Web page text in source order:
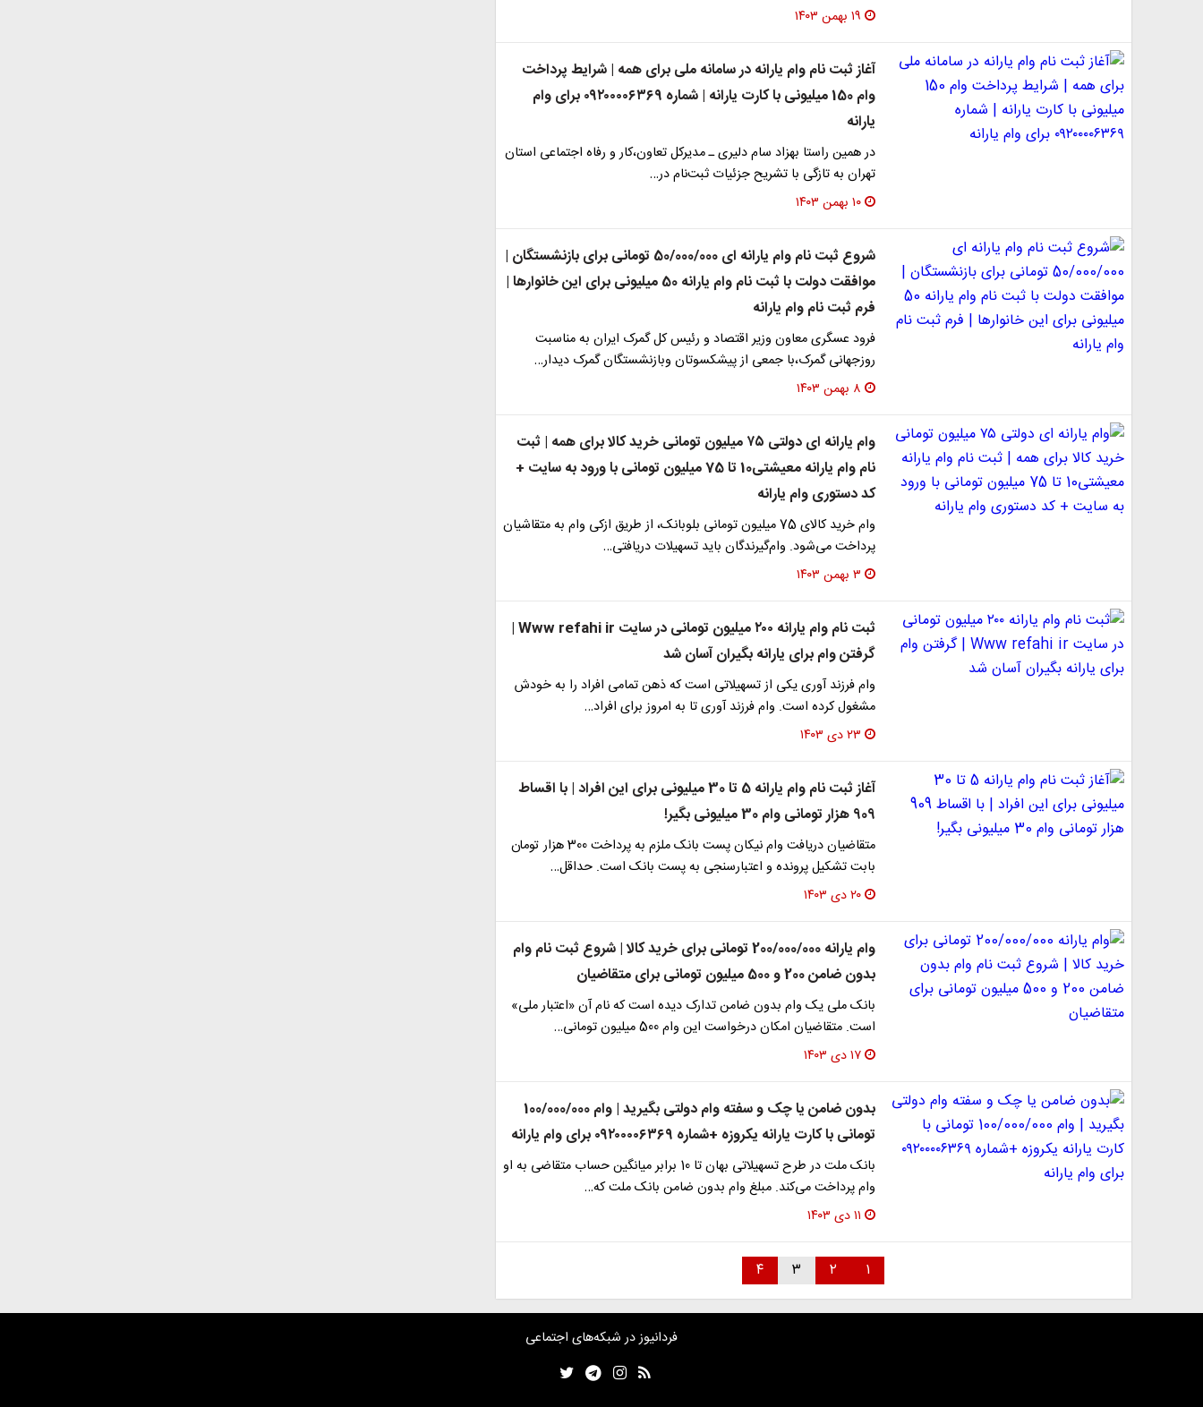
۱۹ بهمن ۱۴۰۳
آغاز ثبت نام وام یارانه در سامانه ملی برای همه | شرایط پرداخت
وام 150 میلیونی با کارت یارانه | شماره ۰۹۲۰۰۰۰۶۳۶۹ برای وام
یارانه
در همین راستا بهزاد سام دلیری ـ‌ مدیرکل تعاون،کار و رفاه اجتماعی استان
تهران به تازگی با تشریح جزئیات ثبت‌نام در…
۱۰ بهمن ۱۴۰۳
شروع ثبت نام وام یارانه ای 50/000/000 تومانی برای بازنشستگان |
موافقت دولت با ثبت نام وام یارانه 50 میلیونی برای این خانوارها |
فرم ثبت نام وام یارانه
فرود عسگری معاون وزیر اقتصاد و رئیس کل گمرک ایران به مناسبت
روزجهانی گمرک،با جمعی از پیشکسوتان وبازنشستگان گمرک دیدار…
۸ بهمن ۱۴۰۳
وام یارانه ای دولتی ۷۵ میلیون تومانی خرید کالا برای همه | ثبت
نام وام یارانه معیشتی10 تا 75 میلیون تومانی با ورود به سایت +
کد دستوری وام یارانه
وام خرید کالای 75 میلیون تومانی بلوبانک، از طریق ازکی وام به متقاشیان
پرداخت می‌شود. وام‌گیرندگان باید تسهیلات دریافتی…
۳ بهمن ۱۴۰۳
ثبت نام وام یارانه ۲۰۰ میلیون تومانی در سایت Www refahi ir |
گرفتن وام برای یارانه بگیران آسان شد
وام فرزند آوری یکی از تسهیلاتی است که ذهن تمامی افراد را به خودش
مشغول کرده است. وام فرزند آوری تا به امروز برای افراد…
۲۳ دی ۱۴۰۳
آغاز ثبت نام وام یارانه 5 تا 30 میلیونی برای این افراد | با اقساط
909 هزار تومانی وام 30 میلیونی بگیر!
متقاضیان دریافت وام نیکان پست بانک ملزم به پرداخت 300 هزار تومان
بابت تشکیل پرونده و اعتبارسنجی به پست بانک است. حداقل…
۲۰ دی ۱۴۰۳
وام یارانه 200/000/000 تومانی برای خرید کالا | شروع ثبت نام وام
بدون ضامن 200 و 500 میلیون تومانی برای متقاضیان
بانک ملی یک وام بدون ضامن تدارک دیده است که نام آن «اعتبار ملی»
است. متقاضیان امکان درخواست این وام 500 میلیون تومانی…
۱۷ دی ۱۴۰۳
بدون ضامن یا چک و سفته وام دولتی بگیرید | وام 100/000/000
تومانی با کارت یارانه یکروزه +شماره ۰۹۲۰۰۰۰۶۳۶۹ برای وام یارانه
بانک ملت در طرح تسهیلاتی بهان تا 10 برابر میانگین حساب متقاضی به او
وام پرداخت می‌کند. مبلغ وام بدون ضامن بانک ملت که…
۱۱ دی ۱۴۰۳
۱ ۲ ۳ ۴
فردانیوز در شبکه‌های اجتماعی